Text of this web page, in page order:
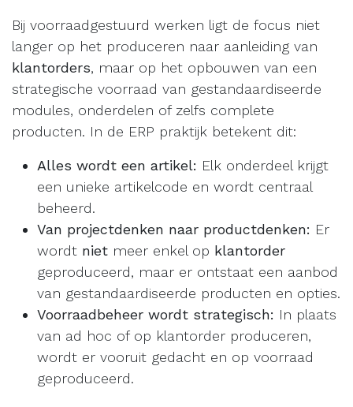
Bij voorraadgestuurd werken ligt de focus niet
langer op het produceren naar aanleiding van
klantorders, maar op het opbouwen van een
strategische voorraad van gestandaardiseerde
modules, onderdelen of zelfs complete
producten. In de ERP praktijk betekent dit:
Alles wordt een artikel: Elk onderdeel krijgt
een unieke artikelcode en wordt centraal
beheerd.
Van projectdenken naar productdenken: Er
wordt niet meer enkel op klantorder
geproduceerd, maar er ontstaat een aanbod
van gestandaardiseerde producten en opties.
Voorraadbeheer wordt strategisch: In plaats
van ad hoc of op klantorder produceren,
wordt er vooruit gedacht en op voorraad
geproduceerd.